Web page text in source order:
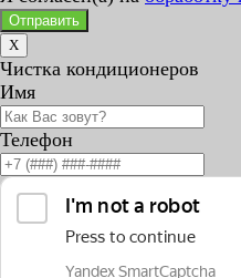
Отправить
X
Чистка кондиционеров
Имя
Телефон